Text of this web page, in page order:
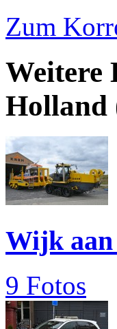
Zum
Weitere
Holland
Wijk aan
9 Fotos